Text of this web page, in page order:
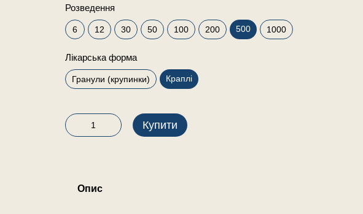
Розведення
6 12 30 50 100 200 500 1000
Лікарська форма
Гранули (крупинки) Краплі
Купити
Опис